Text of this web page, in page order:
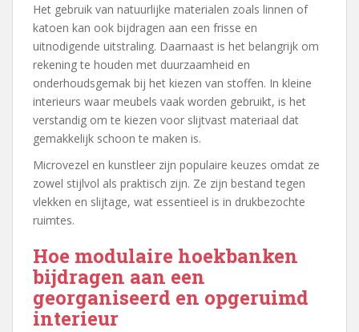
Het gebruik van natuurlijke materialen zoals linnen of
katoen kan ook bijdragen aan een frisse en
uitnodigende uitstraling. Daarnaast is het belangrijk om
rekening te houden met duurzaamheid en
onderhoudsgemak bij het kiezen van stoffen. In kleine
interieurs waar meubels vaak worden gebruikt, is het
verstandig om te kiezen voor slijtvast materiaal dat
gemakkelijk schoon te maken is.
Microvezel en kunstleer zijn populaire keuzes omdat ze
zowel stijlvol als praktisch zijn. Ze zijn bestand tegen
vlekken en slijtage, wat essentieel is in drukbezochte
ruimtes.
Hoe modulaire hoekbanken
bijdragen aan een
georganiseerd en opgeruimd
interieur